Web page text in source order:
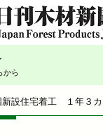
から
新設住宅着工 １年３カ